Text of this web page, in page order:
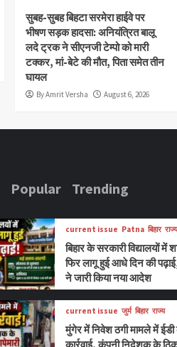
सुबह-सुबह बिहटा सरमेरा हाईवे पर
भीषण सड़क हादसा: अनियंत्रित बालू
लदे ट्रक ने सीएनजी टेम्पो को मारी
टक्कर, मां-बेटे की मौत, पिता समेत तीन
घायल
By Amrit Versha August 6, 2026
Popular Trending
current issue Patna बिहार राज्य
बिहार के सरकारी विद्यालयों में
फिर लागू हुई आधे दिन की पढ़ाई,
ने जारी किया नया आदेश
current issue जुर्म बिहार राज्य
मुंगेर में निवेश ठगी मामले में ईडी